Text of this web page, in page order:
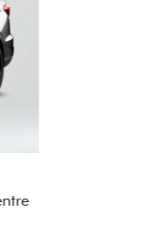
e
do Fiat